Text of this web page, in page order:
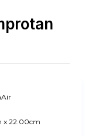
x 22.00cm